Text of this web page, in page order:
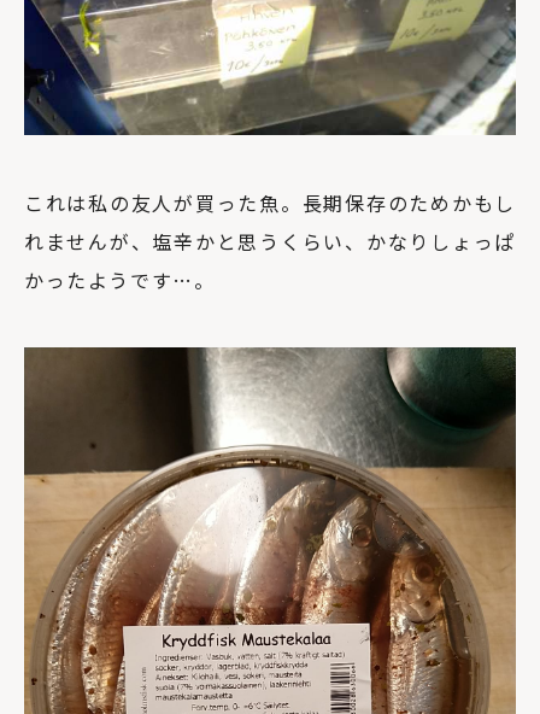
これは私の友人が買った魚。長期保存のためかもし
れませんが、塩辛かと思うくらい、かなりしょっぱ
かったようです…。